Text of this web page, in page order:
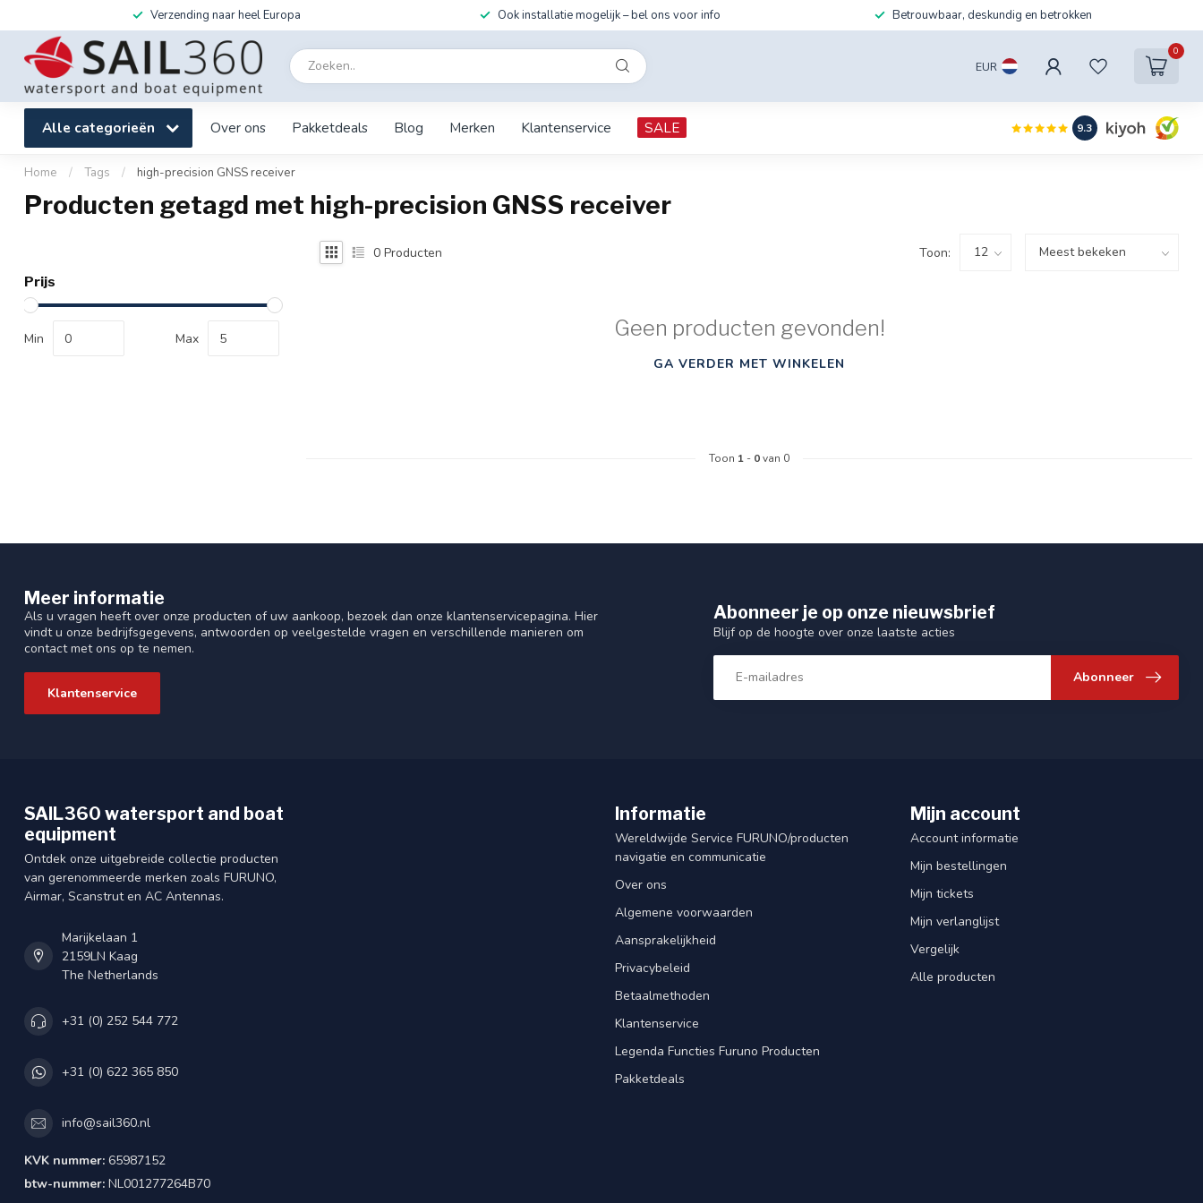
Verzending naar heel Europa Ook installatie mogelijk – bel ons voor info Betrouwbaar, deskundig en betrokken
EUR
0
Alle categorieën Over ons Pakketdeals Blog Merken Klantenservice SALE 9.3
Home / Tags / high-precision GNSS receiver
Producten getagd met high-precision GNSS receiver
Prijs
Min Max
0 Producten Toon:
Geen producten gevonden!
GA VERDER MET WINKELEN
Toon 1 - 0van 0
Meer informatie
Als u vragen heeft over onze producten of uw aankoop, bezoek dan onze klantenservicepagina. Hier
vindt u onze bedrijfsgegevens, antwoorden op veelgestelde vragen en verschillende manieren om
contact met ons op te nemen.
Klantenservice
Abonneer je op onze nieuwsbrief
Blijf op de hoogte over onze laatste acties
Abonneer
SAIL360 watersport and boat
equipment
Ontdek onze uitgebreide collectie producten
van gerenommeerde merken zoals FURUNO,
Airmar, Scanstrut en AC Antennas.
Marijkelaan 1
2159LN Kaag
The Netherlands
+31 (0) 252 544 772
+31 (0) 622 365 850
info@sail360.nl
KVK nummer: 65987152
btw-nummer: NL001277264B70
Informatie
Wereldwijde Service FURUNO/producten
navigatie en communicatie
Over ons
Algemene voorwaarden
Aansprakelijkheid
Privacybeleid
Betaalmethoden
Klantenservice
Legenda Functies Furuno Producten
Pakketdeals
Mijn account
Account informatie
Mijn bestellingen
Mijn tickets
Mijn verlanglijst
Vergelijk
Alle producten